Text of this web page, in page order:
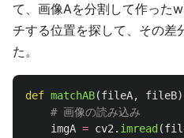
て、画像Aを分割して作った
チする位置を探して、その差
た。
def matchAB(fileA, fileB
imgA = cv2 . imread (